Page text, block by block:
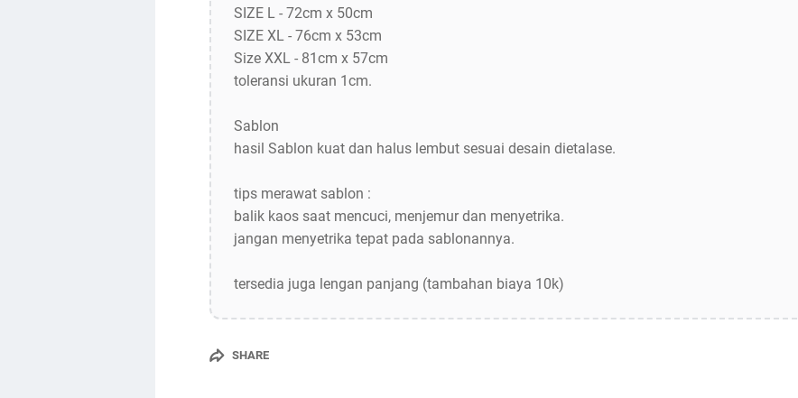
SIZE L - 72cm x 50cm
SIZE XL - 76cm x 53cm
Size XXL - 81cm x 57cm
toleransi ukuran 1cm.
Sablon
hasil Sablon kuat dan halus lembut sesuai desain dietalase.
tips merawat sablon :
balik kaos saat mencuci, menjemur dan menyetrika.
jangan menyetrika tepat pada sablonannya.
tersedia juga lengan panjang (tambahan biaya 10k)
SHARE